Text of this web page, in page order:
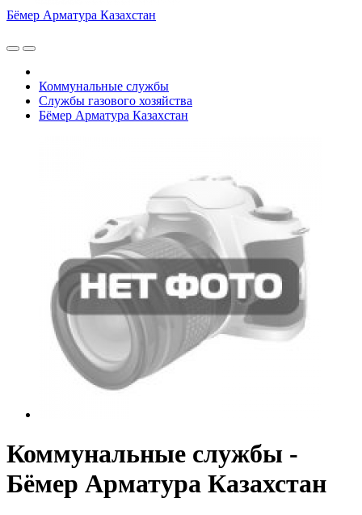
Бёмер Арматура Казахстан
Коммунальные службы
Службы газового хозяйства
Бёмер Арматура Казахстан
Коммунальные службы -
Бёмер Арматура Казахстан